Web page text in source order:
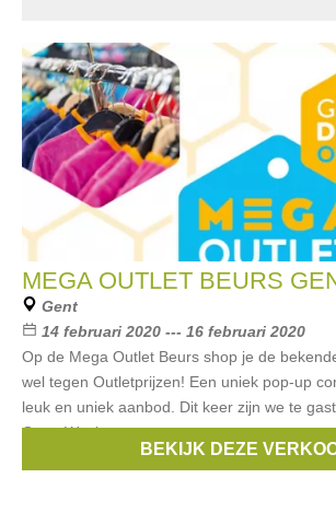
MEGA OUTLET BEURS
Gent
14 februari 2020 --- 16 februari 2020
Op de Mega Outlet Beurs shop je de
wel tegen Outletprijzen! Een uniek pop-up
leuk en uniek aanbod. Dit keer zijn we te
Gent. Wat kan
Guess,Armani,Esprit, Liu Jo,
BEKIJK DEZE